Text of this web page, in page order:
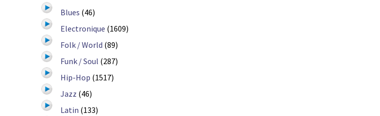
Blues (46)
Electronique (1609)
Folk / World (89)
Funk / Soul (287)
Hip-Hop (1517)
Jazz (46)
Latin (133)